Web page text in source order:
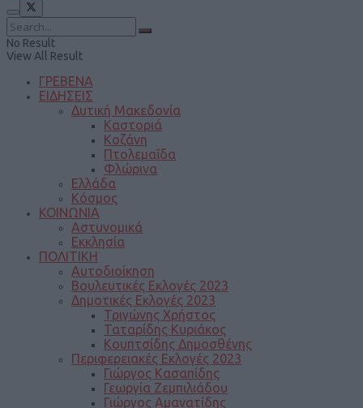
No Result
View All Result
ΓΡΕΒΕΝΑ
ΕΙΔΗΣΕΙΣ
Δυτική Μακεδονία
Καστοριά
Κοζάνη
Πτολεμαΐδα
Φλώρινα
Ελλάδα
Κόσμος
ΚΟΙΝΩΝΙΑ
Αστυνομικά
Εκκλησία
ΠΟΛΙΤΙΚΗ
Αυτοδιοίκηση
Βουλευτικές Εκλογές 2023
Δημοτικές Εκλογές 2023
Τριγώνης Χρήστος
Ταταρίδης Κυριάκος
Κουπτσίδης Δημοσθένης
Περιφερειακές Εκλογές 2023
Γιώργος Κασαπίδης
Γεωργία Ζεμπιλιάδου
Γιώργος Αμανατίδης